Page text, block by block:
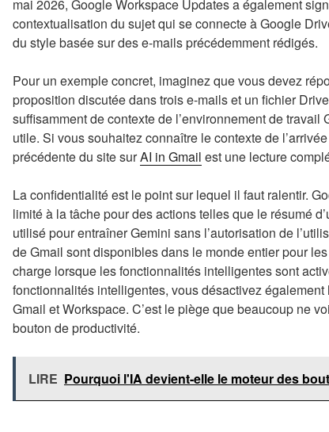
mai 2026, Google Workspace Updates a également
contextualisation du sujet qui se connecte à Google
du style basée sur des e-mails précédemment rédigés.
Pour un exemple concret, imaginez que vous devez
proposition discutée dans trois e-mails et un fichier
suffisamment de contexte de l’environnement de
utile. Si vous souhaitez connaître le contexte de
précédente du site surAI in Gmail est une lecture
La confidentialité est le point sur lequel il faut ralentir.
limité à la tâche pour des actions telles que le résumé
utilisé pour entraîner Gemini sans l’autorisation de
de Gmail sont disponibles dans le monde entier pour
charge lorsque les fonctionnalités intelligentes sont
fonctionnalités intelligentes, vous désactivez
Gmail et Workspace. C’est le piège que beaucoup ne
bouton de productivité.
LIRE Pourquoi l'IA devient-elle le moteur des